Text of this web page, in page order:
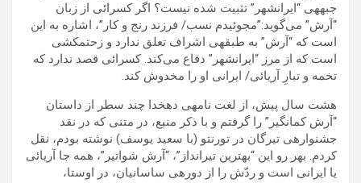
جبهه‍ی “ایرانشهر” تثبیت شده نیست؟ اگر کسرائی از زبان
“آرش” می‌گوید:”مجوئیدم نسب/ فرزند رنج و کار”، اشاره به این
است که “آرش” به طبقه‍ی اشراف تعلق ندارد و زحتمکشی
است که از مرز “ایرانشهر” دفاع می‌کند. کسرائی قصد ندارد که
تخمه و تبارِ آریائی/ ایرانی او را مخدوش کند.
هشت سال پیش، از لغت نامه‍ی دهخدا چند سطر از داستان
“آرش کمانگیر” را گرفتم و با ذکر منبع، در متنی که در نقد
جشنواره‍ی تیرگان در تورنتو (با سعید یوسف) نوشته بودم، نقل
کردم. بهر رو این “بهترین تیرانداز”، “آرش شواتیر”، همه جا آریائی
یا ایرانی است و ردّش را از دوره‍ی ساسانیان، در اوستا،